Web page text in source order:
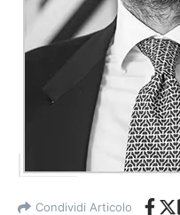
Condividi Articolo